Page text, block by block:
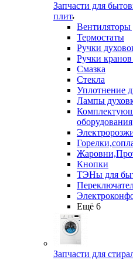
Запчасти для
плит
Вентиляторы
Термостаты
Ручки
Ручки
Смазка
Стекла
Уплотнение
Лампы
оборудования
Кнопки
ТЭНы для
Ещё 6
Запчасти для